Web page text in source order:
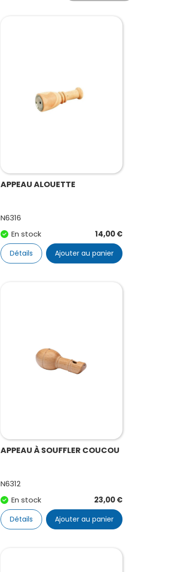
APPEAU ALOUETTE
N6316
En stock
14,00€
Détails Ajouter au panier
APPEAU À SOUFFLER COUCOU
N6312
En stock
23,00€
Détails Ajouter au panier